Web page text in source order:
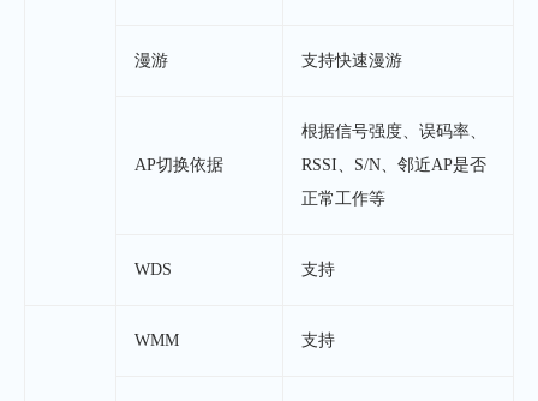
漫游 支持快速漫游
AP切换依据
根据信号强度、误码率、
RSSI、S/N、邻近AP是否
正常工作等
WDS 支持
WMM 支持